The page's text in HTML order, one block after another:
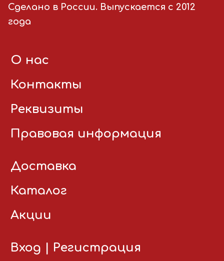
Сделано в России. Выпускается с 2012
года
О нас
Контакты
Реквизиты
Правовая информация
Доставка
Каталог
Акции
Вход Регистрация